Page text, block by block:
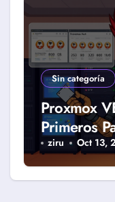
Sin categoría
Proxmox
Primeros
Completa
ziru Oct 13,